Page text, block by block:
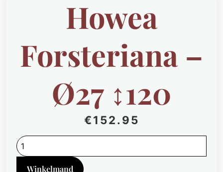
Howea
Forsteriana –
Ø27 ↕120
€152.95
Howea
Forsteriana
-
Winkelmand